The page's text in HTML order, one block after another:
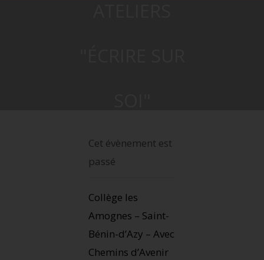
Cet évènement est
passé
Collège les
Amognes – Saint-
Bénin-d’Azy – Avec
Chemins d’Avenir